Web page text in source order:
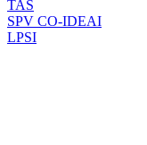
TAS
SPV CO-IDEAI
LPSI